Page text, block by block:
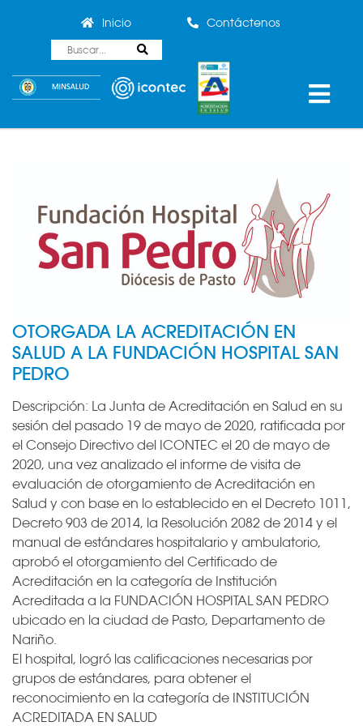
Inicio Contáctenos
OTORGADA LA ACREDITACIÓN EN
SALUD A LA FUNDACIÓN HOSPITAL SAN
PEDRO
Descripción: La Junta de Acreditación en Salud en su
sesión del pasado 19 de mayo de 2020, ratificada por
el Consejo Directivo del ICONTEC el 20 de mayo de
2020, una vez analizado el informe de visita de
evaluación de otorgamiento de Acreditación en
Salud y con base en lo establecido en el Decreto 1011,
Decreto 903 de 2014, la Resolución 2082 de 2014 y el
manual de estándares hospitalario y ambulatorio,
aprobó el otorgamiento del Certificado de
Acreditación en la categoría de Institución
Acreditada a la FUNDACIÓN HOSPITAL SAN PEDRO
ubicado en la ciudad de Pasto, Departamento de
Nariño.
El hospital, logró las calificaciones necesarias por
grupos de estándares, para obtener el
reconocimiento en la categoría de INSTITUCIÓN
ACREDITADA EN SALUD